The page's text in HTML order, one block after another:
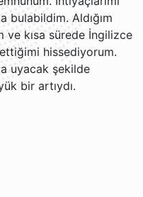
bulabildim. Aldığım
ve kısa sürede İngilizce
hissediyorum.
uyacak şekilde
bir artıydı.